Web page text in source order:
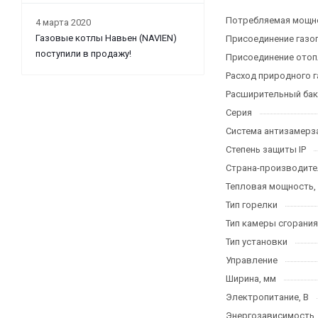
Потребляемая
Присоединение
Присоединение
Расход природного
Расширительный
Серия
Система
Степень защиты IP
Страна-
Тепловая мощность,
Тип горелки
Тип камеры сгорания
Тип установки
Управление
Ширина, мм
Электропитание, В
Энергозависимость
4 марта 2020
Газовые котлы Навьен (NAVIEN)
поступили в продажу!